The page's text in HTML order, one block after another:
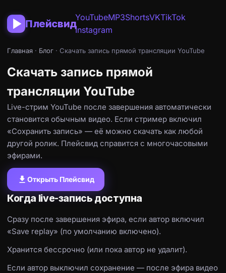
Плейсвид
YouTubeMP3ShortsVKTikTok
Instagram
Главная · Блог · Скачать запись прямой трансляции YouTube
Скачать запись прямой
трансляции YouTube
Live-стрим YouTube после завершения автоматически
становится обычным видео. Если стример включил
«Сохранить запись» — её можно скачать как любой
другой ролик. Плейсвид справится с многочасовыми
эфирами.
download Открыть Плейсвид
Когда live-запись доступна
Сразу после завершения эфира, если автор включил
«Save replay» (по умолчанию включено).
Хранится бессрочно (или пока автор не удалит).
Если автор выключил сохранение — после эфира видео